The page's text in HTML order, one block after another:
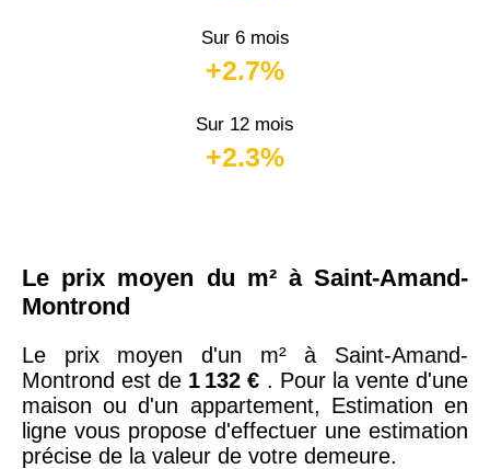
Sur 6 mois
+2.7%
Sur 12 mois
+2.3%
Le prix moyen du m² à Saint-Amand-
Montrond
Le prix moyen d'un m² à Saint-Amand-
Montrond est de 1 132 € . Pour la vente d'une
maison ou d'un appartement, Estimation en
ligne vous propose d'effectuer une estimation
précise de la valeur de votre demeure.